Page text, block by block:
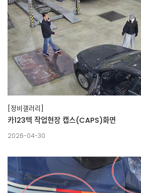
[정비갤러리]
카123텍 작업현장 캡스(CAPS)화면
2026-04-30